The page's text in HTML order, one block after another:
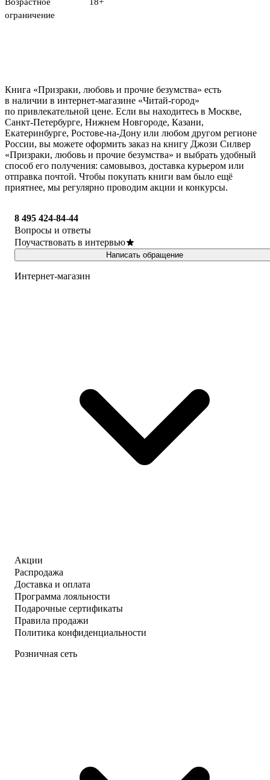
Возрастное
ограничение
18+
Книга «Призраки, любовь и прочие безумства» есть
в наличии в интернет-магазине «Читай-город»
по привлекательной цене. Если вы находитесь в Москве,
Санкт-Петербурге, Нижнем Новгороде, Казани,
Екатеринбурге, Ростове-на-Дону или любом другом регионе
России, вы можете оформить заказ на книгу Джози Силвер
«Призраки, любовь и прочие безумства» и выбрать удобный
способ его получения: самовывоз, доставка курьером или
отправка почтой. Чтобы покупать книги вам было ещё
приятнее, мы регулярно проводим акции и конкурсы.
8 495 424-84-44
Вопросы и ответы
Поучаствовать в интервью
Написать обращение
Интернет-магазин
Акции
Распродажа
Доставка и оплата
Программа лояльности
Подарочные сертификаты
Правила продажи
Политика конфиденциальности
Розничная сеть